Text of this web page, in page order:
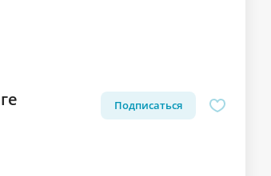
Подписаться